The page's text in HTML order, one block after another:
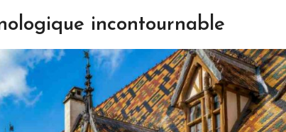
incontournable